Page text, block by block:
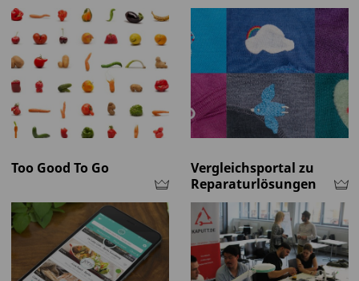
Too Good To Go
Vergleichsportal zu
Reparaturlösungen